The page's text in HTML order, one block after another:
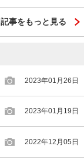
記事をもっと見る
2023年01月26日
2023年01月19日
2022年12月05日